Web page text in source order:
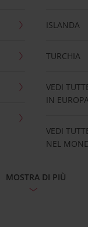
ISLANDA
TURCHIA
VEDI
IN
VEDI
NEL
MOSTRA DI PIÙ